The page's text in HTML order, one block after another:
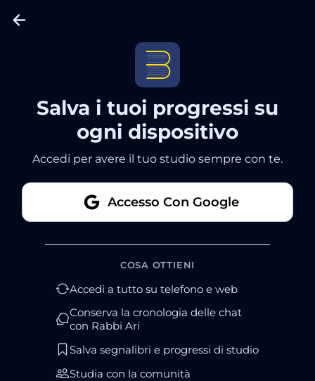
Salva i tuoi progressi su
ogni dispositivo
Accedi per avere il tuo studio sempre con te.
Accesso Con Google
COSA OTTIENI
Accedi a tutto su telefono e web
Conserva la cronologia delle chat
con Rabbi Ari
Salva segnalibri e progressi di studio
Studia con la comunità